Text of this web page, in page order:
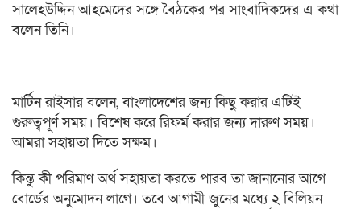
সালেহউদ্দিন আহমেদের সঙ্গে বৈঠকের পর সাংবাদিকদের এ কথা
বলেন তিনি।
মার্টিন রাইসার বলেন, বাংলাদেশের জন্য কিছু করার এটিই
গুরুত্বপূর্ণ সময়। বিশেষ করে রিফর্ম করার জন্য দারুণ সময়।
আমরা সহায়তা দিতে সক্ষম।
কিন্তু কী পরিমাণ অর্থ সহায়তা করতে পারব তা জানানোর আগে
বোর্ডের অনুমোদন লাগে। তবে আগামী জুনের মধ্যে ২ বিলিয়ন